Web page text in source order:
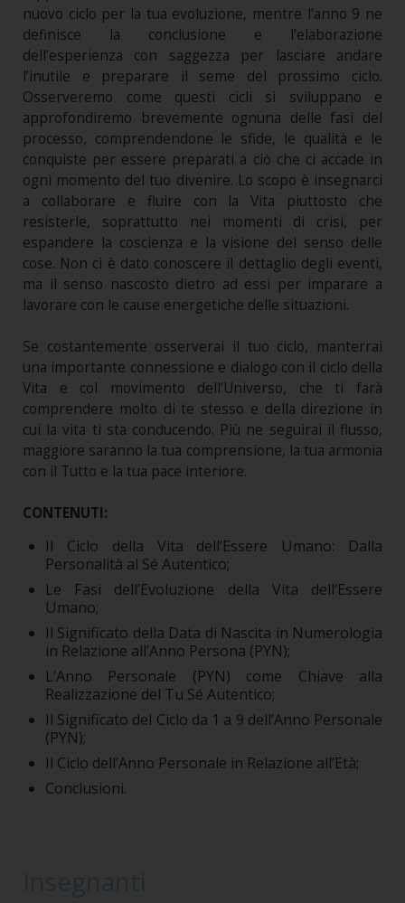
nuovo ciclo per la tua evoluzione, mentre l’anno 9 ne
definisce la conclusione e l’elaborazione
dell’esperienza con saggezza per lasciare andare
l’inutile e preparare il seme del prossimo ciclo.
Osserveremo come questi cicli si sviluppano e
approfondiremo brevemente ognuna delle fasi del
processo, comprendendone le sfide, le qualità e le
conquiste per essere preparati a ciò che ci accade in
ogni momento del tuo divenire. Lo scopo è insegnarci
a collaborare e fluire con la Vita piuttosto che
resisterle, soprattutto nei momenti di crisi, per
espandere la coscienza e la visione del senso delle
cose. Non ci è dato conoscere il dettaglio degli eventi,
ma il senso nascosto dietro ad essi per imparare a
lavorare con le cause energetiche delle situazioni.
Se costantemente osserverai il tuo ciclo, manterrai
una importante connessione e dialogo con il ciclo della
Vita e col movimento dell’Universo, che ti farà
comprendere molto di te stesso e della direzione in
cui la vita ti sta conducendo. Più ne seguirai il flusso,
maggiore saranno la tua comprensione, la tua armonia
con il Tutto e la tua pace interiore.
CONTENUTI:
Il Ciclo della Vita dell’Essere Umano: Dalla
Personalità al Sé Autentico;
Le Fasi dell’Evoluzione della Vita dell’Essere
Umano;
Il Significato della Data di Nascita in Numerologia
in Relazione all’Anno Persona (PYN);
L’Anno Personale (PYN) come Chiave alla
Realizzazione del Tu Sé Autentico;
Il Significato del Ciclo da 1 a 9 dell’Anno Personale
(PYN);
Il Ciclo dell’Anno Personale in Relazione all’Età;
Conclusioni.